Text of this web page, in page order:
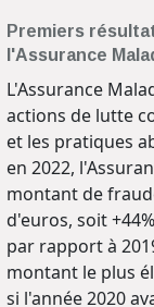
Premiers
l'Assurance
L'Assurance
actions de lutte
et les pratiques
en 2022,
montant de
d'euros, soit
par rapport à
montant le plus
si l'année 2020